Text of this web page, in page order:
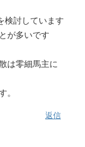
検討しています
が多いです
は零細馬主に
。
返信